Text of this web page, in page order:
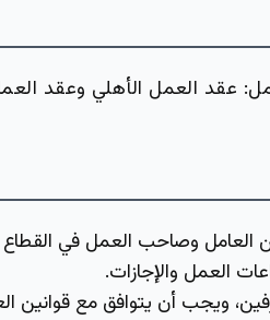
عقد العمل الأهلي وعقد
العامل وصاحب العمل في
العمل والإجازات.
ويجب أن يتوافق مع قوانين